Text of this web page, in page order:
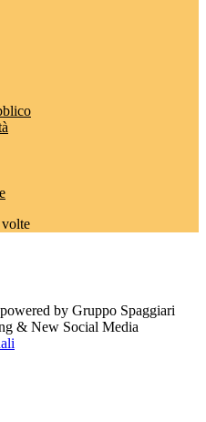
volte
by Gruppo Spaggiari
& New Social Media